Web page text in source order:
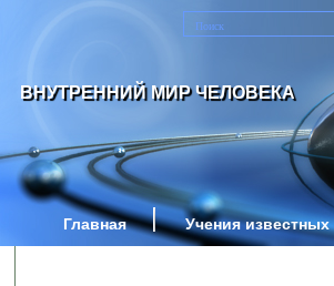
ВНУТРЕННИЙ МИР ЧЕЛОВЕКА
Главная Учения